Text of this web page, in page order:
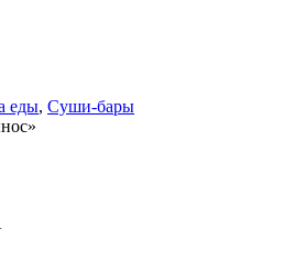
еды, Суши-бары